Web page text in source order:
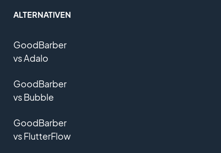
ALTERNATIVEN
GoodBarber
vs Adalo
GoodBarber
vs Bubble
GoodBarber
vs FlutterFlow